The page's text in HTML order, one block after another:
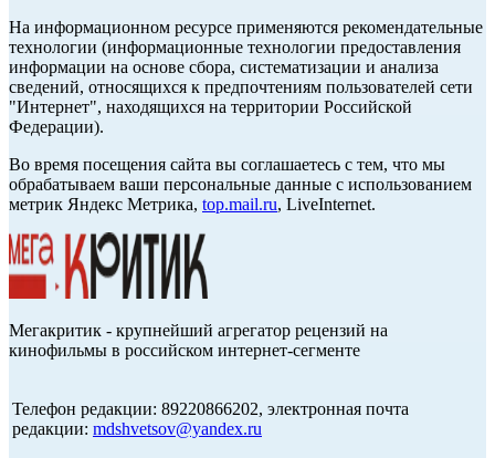
На информационном ресурсе применяются рекомендательные
технологии (информационные технологии предоставления
информации на основе сбора, систематизации и анализа
сведений, относящихся к предпочтениям пользователей сети
"Интернет", находящихся на территории Российской
Федерации).
Во время посещения сайта вы соглашаетесь с тем, что мы
обрабатываем ваши персональные данные с использованием
метрик Яндекс Метрика, top.mail.ru, LiveInternet.
Мегакритик - крупнейший агрегатор рецензий на
кинофильмы в российском интернет-сегменте
Телефон редакции: 89220866202, электронная почта
редакции: mdshvetsov@yandex.ru